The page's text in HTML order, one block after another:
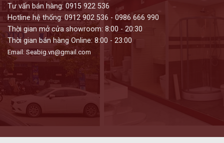
Tư vấn bán hàng: 0915 922 536
Hotline hệ thống: 0912 902 536 - 0986 666 990
Thời gian mở cửa showroom: 8:00 - 20:30
Thời gian bán hàng Online: 8:00 - 23:00
Email: Seabig.vn@gmail.com